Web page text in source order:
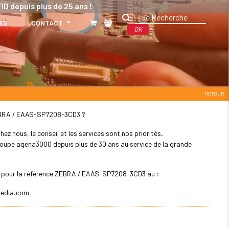
depuis plus de 25 ans !
CONTACT
OK
RETOUR
/ EAAS-SP7208-3CD3 ?
nous, le conseil et les services sont nos priorités.
agena3000 depuis plus de 30 ans au service de la grande
la référence ZEBRA / EAAS-SP7208-3CD3 au :